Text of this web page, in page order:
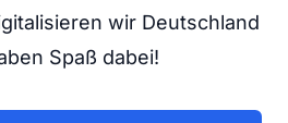
wir Deutschland
Spaß dabei!